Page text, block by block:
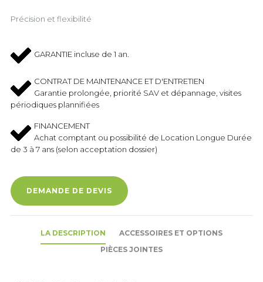
Précision et flexibilité
GARANTIE incluse de 1 an.
CONTRAT DE MAINTENANCE ET D'ENTRETIEN
Garantie prolongée, priorité SAV et dépannage, visites
périodiques plannifiées
FINANCEMENT
Achat comptant ou possibilité de Location Longue Durée
de 3 à 7 ans (selon acceptation dossier)
DEMANDE DE DEVIS
LA DESCRIPTION
ACCESSOIRES ET OPTIONS
PIÈCES JOINTES